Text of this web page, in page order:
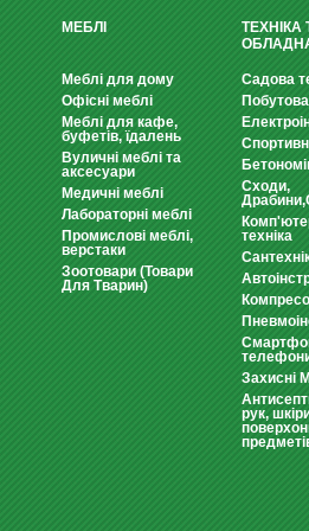
МЕБЛІ
Меблі для дому
Офісні меблі
Меблі для кафе,
буфетів, їдалень
Вуличні меблі та
аксесуари
Медичні меблі
Лабораторні меблі
Промислові меблі,
верстаки
Зоотовари (Товари
Для Тварин)
ТЕХНІКА
Садова
Сходи,
техніка
Захисні
рук,